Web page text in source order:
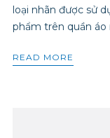
loại nhãn được sử
phẩm trên quần áo
READ MORE